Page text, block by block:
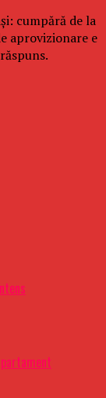
cumpără de la
aprovizionare e